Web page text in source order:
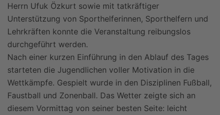
Herrn Ufuk Özkurt sowie mit tatkräftiger
Unterstützung von Sporthelferinnen, Sporthelfern und
Lehrkräften konnte die Veranstaltung reibungslos
durchgeführt werden.
Nach einer kurzen Einführung in den Ablauf des Tages
starteten die Jugendlichen voller Motivation in die
Wettkämpfe. Gespielt wurde in den Disziplinen Fußball,
Faustball und Zonenball. Das Wetter zeigte sich an
diesem Vormittag von seiner besten Seite: leicht